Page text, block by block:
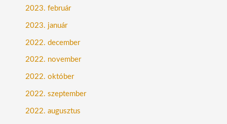
2023. február
2023. január
2022. december
2022. november
2022. október
2022. szeptember
2022. augusztus